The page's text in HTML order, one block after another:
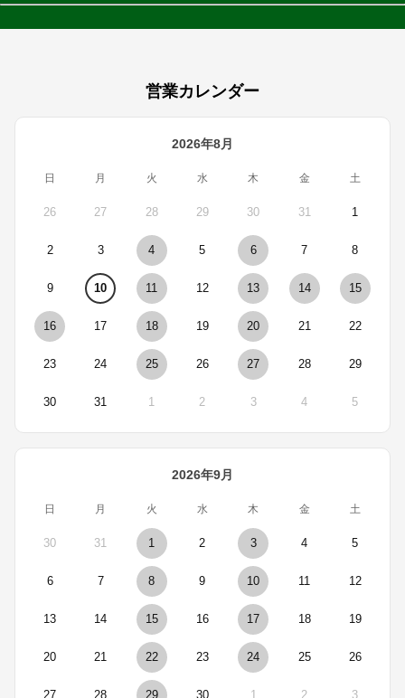
営業カレンダー
2026年8月
日 月 火 水 木 金 土
26 27 28 29 30 31 1
2 3 4 5 6 7 8
9 10 11 12 13 14 15
16 17 18 19 20 21 22
23 24 25 26 27 28 29
30 31 1 2 3 4 5
2026年9月
日 月 火 水 木 金 土
30 31 1 2 3 4 5
6 7 8 9 10 11 12
13 14 15 16 17 18 19
20 21 22 23 24 25 26
27 28 29 30 1 2 3